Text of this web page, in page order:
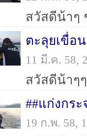
ตะลุยเขื่อ
11 มี.ค. 58,
##แก่งกร
19 ก.พ. 58,